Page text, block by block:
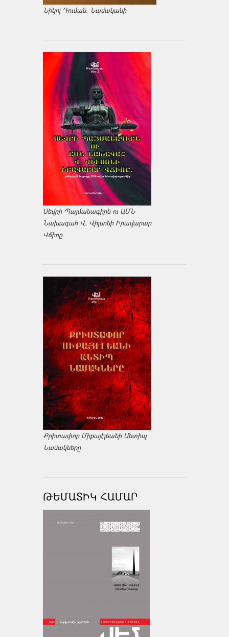
Նիկոլ Դուման. Նամականի
Սեվրի Պայմանագիրն ու ԱՄՆ
Նախագահ Վ. Վիլսոնի Իրավարար
Վճիռը
Քրիտափոր Միքայէլեանի Անտիպ
Նամակները
ԹԵՄԱՏԻԿ ՀԱՄԱՐ